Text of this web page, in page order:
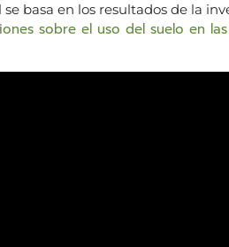
basa en los resultados de la
sobre el uso del suelo en